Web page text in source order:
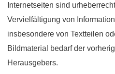
Internetseiten sind
Vervielfältigung von
insbesondere von Textteilen
Bildmaterial bedarf der
Herausgebers.